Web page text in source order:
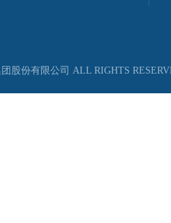
股份有限公司 ALL RIGHTS